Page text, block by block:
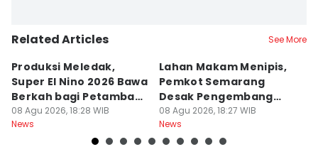
Related Articles See More
Produksi Meledak,
Super El Nino 2026 Bawa
Berkah bagi Petambak
Garam
08 Agu 2026, 18:28 WIB
News
Lahan Makam Menipis,
Pemkot Semarang
Desak Pengembang
Serahkan PSU
08 Agu 2026, 18:27 WIB
News